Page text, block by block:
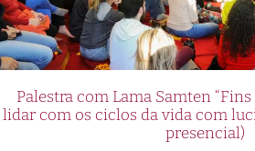
Palestra com Lama Samten
lidar com os ciclos da vida com
presencial)